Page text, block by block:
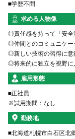
■学歴不問
求める人物像
◎責任感を持って「安全
◎仲間とのコミュニケー
◎新しい技術の習得に意
◎将来的に独立を視野に
雇用形態
■正社員
※試用期間：なし
勤務地
■北海道札幌市白石区北